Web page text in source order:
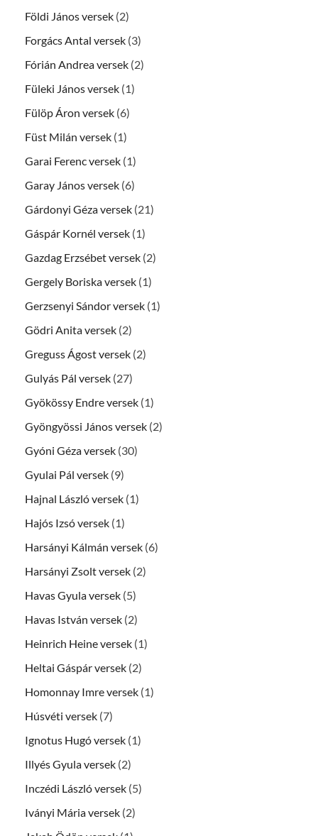
Földi János versek (2)
Forgács Antal versek (3)
Fórián Andrea versek (2)
Füleki János versek (1)
Fülöp Áron versek (6)
Füst Milán versek (1)
Garai Ferenc versek (1)
Garay János versek (6)
Gárdonyi Géza versek (21)
Gáspár Kornél versek (1)
Gazdag Erzsébet versek (2)
Gergely Boriska versek (1)
Gerzsenyi Sándor versek (1)
Gödri Anita versek (2)
Greguss Ágost versek (2)
Gulyás Pál versek (27)
Gyökössy Endre versek (1)
Gyöngyössi János versek (2)
Gyóni Géza versek (30)
Gyulai Pál versek (9)
Hajnal László versek (1)
Hajós Izsó versek (1)
Harsányi Kálmán versek (6)
Harsányi Zsolt versek (2)
Havas Gyula versek (5)
Havas István versek (2)
Heinrich Heine versek (1)
Heltai Gáspár versek (2)
Homonnay Imre versek (1)
Húsvéti versek (7)
Ignotus Hugó versek (1)
Illyés Gyula versek (2)
Inczédi László versek (5)
Iványi Mária versek (2)